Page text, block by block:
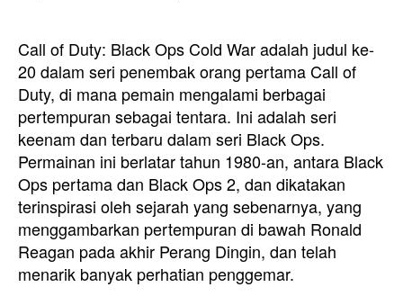
Call of Duty: Black Ops Cold War adalah judul ke-
20 dalam seri penembak orang pertama Call of
Duty, di mana pemain mengalami berbagai
pertempuran sebagai tentara. Ini adalah seri
keenam dan terbaru dalam seri Black Ops.
Permainan ini berlatar tahun 1980-an, antara Black
Ops pertama dan Black Ops 2, dan dikatakan
terinspirasi oleh sejarah yang sebenarnya, yang
menggambarkan pertempuran di bawah Ronald
Reagan pada akhir Perang Dingin, dan telah
menarik banyak perhatian penggemar.